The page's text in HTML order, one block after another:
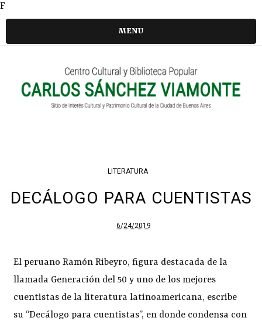
F
MENU
LITERATURA
DECÁLOGO PARA CUENTISTAS
6/24/2019
El peruano Ramón Ribeyro, figura destacada de la
llamada Generación del 50 y uno de los mejores
cuentistas de la literatura latinoamericana, escribe
su “Decálogo para cuentistas”, en donde condensa con